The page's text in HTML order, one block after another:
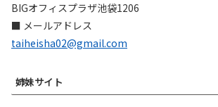
BIGオフィスプラザ池袋1206
■ メールアドレス
taiheisha02@gmail.com
姉妹サイト